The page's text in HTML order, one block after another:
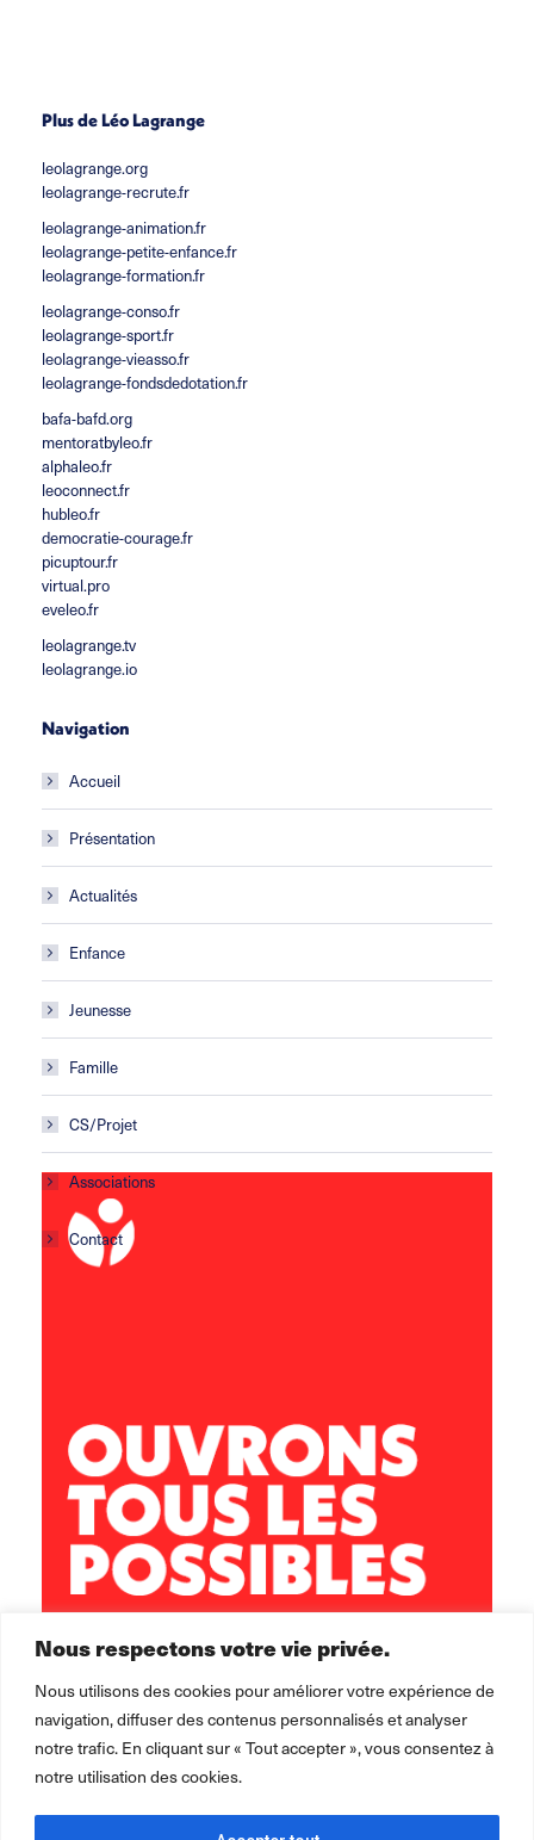
Nous respectons votre vie privée.
Nous utilisons des cookies pour améliorer votre expérience de
navigation, diffuser des contenus personnalisés et analyser
notre trafic. En cliquant sur « Tout accepter », vous consentez à
notre utilisation des cookies.
Plus de Léo Lagrange
leolagrange.org
leolagrange-recrute.fr
leolagrange-animation.fr
leolagrange-petite-enfance.fr
leolagrange-formation.fr
leolagrange-conso.fr
leolagrange-sport.fr
leolagrange-vieasso.fr
leolagrange-fondsdedotation.fr
bafa-bafd.org
mentoratbyleo.fr
alphaleo.fr
leoconnect.fr
hubleo.fr
democratie-courage.fr
picuptour.fr
virtual.pro
eveleo.fr
leolagrange.tv
leolagrange.io
Navigation
Accueil
Présentation
Actualités
Enfance
Jeunesse
Famille
CS/Projet
Associations
Contact
brest.horizons@leolagrange.org